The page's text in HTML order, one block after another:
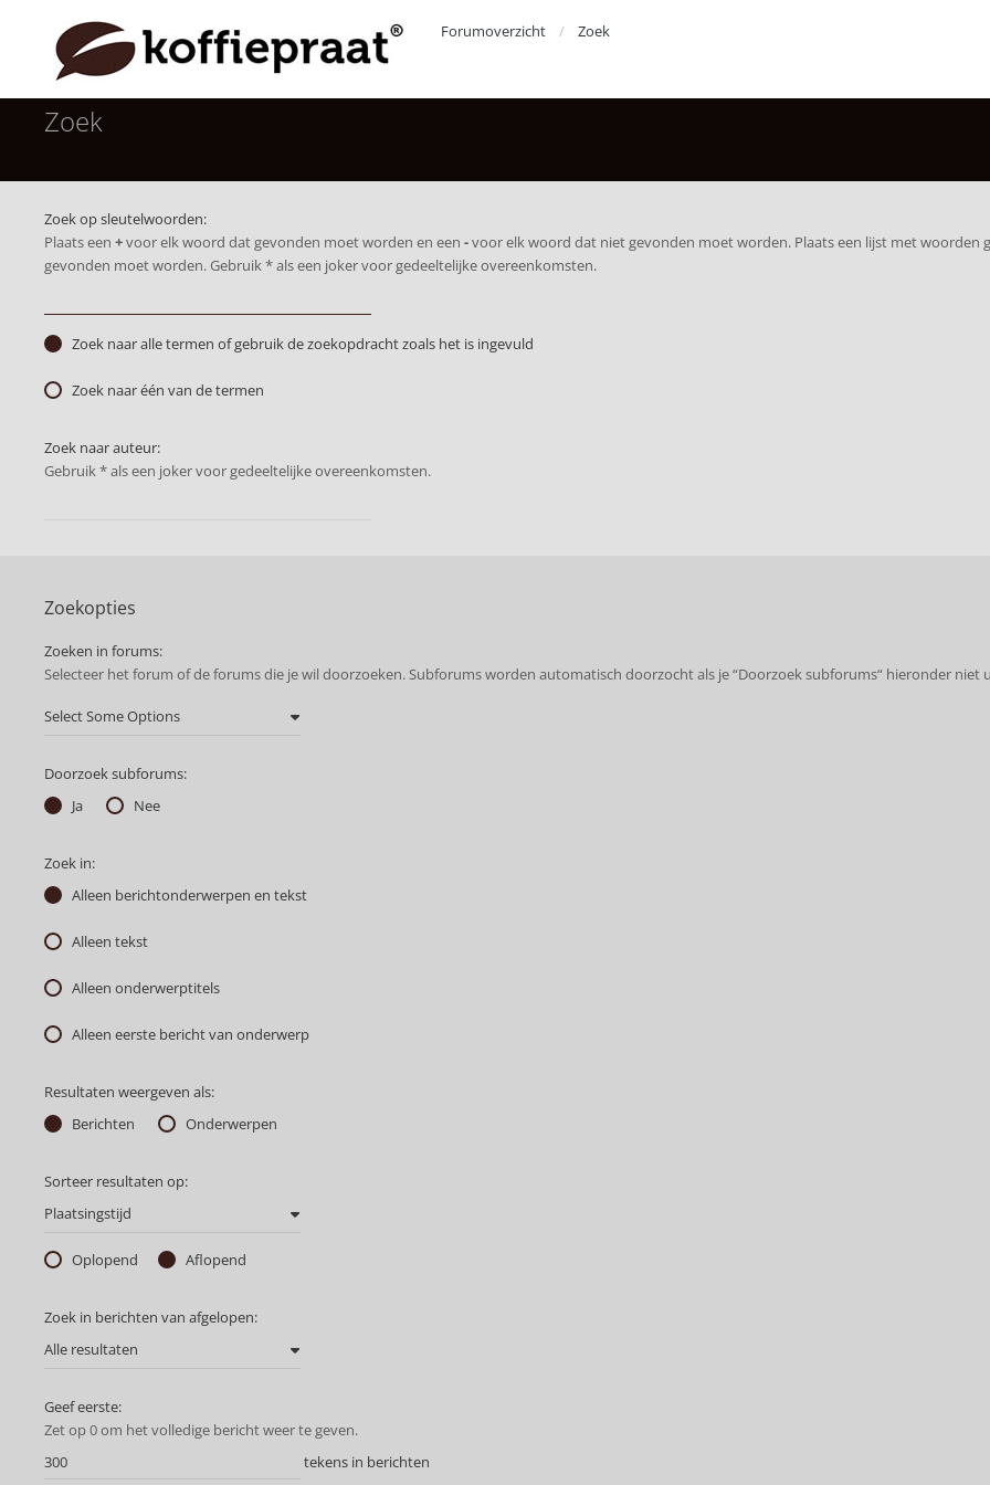
Forumoverzicht Zoek
Zoek
Zoek op sleutelwoorden:
Plaats een +voor elk woord dat gevonden moet worden en een -voor elk woord dat niet gevonden moet worden. Plaats een lijst met woorden
gevonden moet worden. Gebruik * als een joker voor gedeeltelijke overeenkomsten.
Zoek naar alle termen of gebruik de zoekopdracht zoals het is ingevuld
Zoek naar één van de termen
Zoek naar auteur:
Gebruik * als een joker voor gedeeltelijke overeenkomsten.
Zoekopties
Zoeken in forums:
Selecteer het forum of de forums die je wil doorzoeken. Subforums worden automatisch doorzocht als je “Doorzoek subforums“ hieronder niet
Doorzoek subforums:
Ja
Nee
Zoek in:
Alleen berichtonderwerpen en tekst
Alleen tekst
Alleen onderwerptitels
Alleen eerste bericht van onderwerp
Resultaten weergeven als:
Berichten
Onderwerpen
Sorteer resultaten op:
Plaatsingstijd
Oplopend Aflopend
Zoek in berichten van afgelopen:
Alle resultaten
Geef eerste:
Zet op 0 om het volledige bericht weer te geven.
tekens in berichten